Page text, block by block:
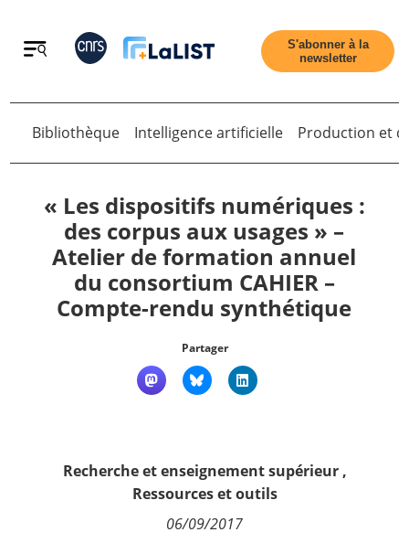
Retour
Accueil
Tous les articles
Qui sommes nous ?
Nous suivre
S'abonner à la
newsletter
Bibliothèque Intelligence artificielle Production et
« Les dispositifs numériques :
des corpus aux usages » –
Atelier de formation annuel
du consortium CAHIER –
Compte-rendu synthétique
Partager
Recherche et enseignement supérieur,
Ressources et outils
06/09/2017